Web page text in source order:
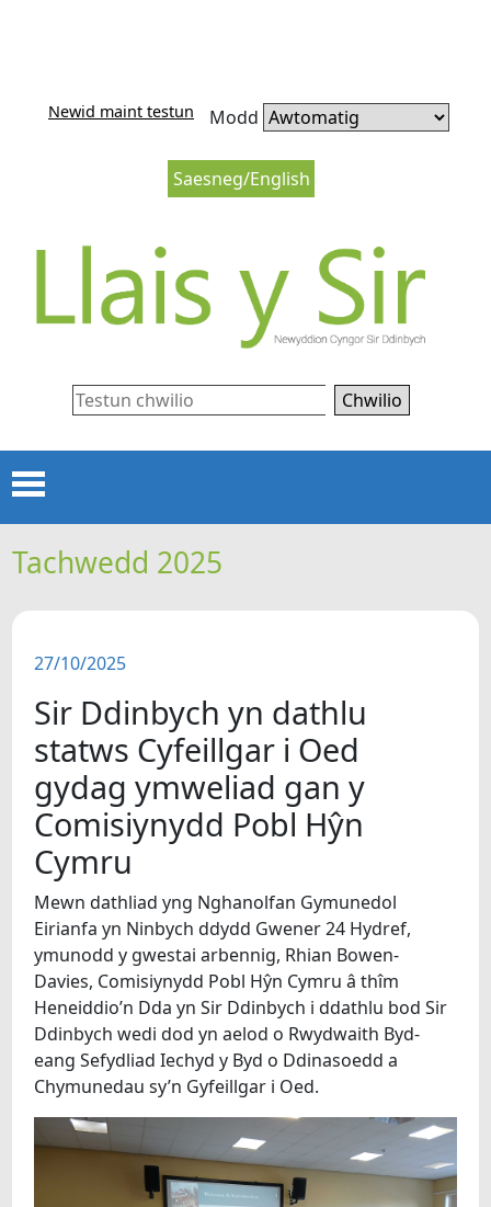
Saesneg/English
Newid maint testun Modd
Chwilio
CARTREF
ERTHYGLAU
CIPOLWG
A WYDDOCH CHI?
FIDEOS
BE SY' MLAEN
Tachwedd 2025
27/10/2025
Sir Ddinbych yn dathlu
statws Cyfeillgar i Oed
gydag ymweliad gan y
Comisiynydd Pobl Hŷn
Cymru
Mewn dathliad yng Nghanolfan Gymunedol
Eirianfa yn Ninbych ddydd Gwener 24 Hydref,
ymunodd y gwestai arbennig, Rhian Bowen-
Davies, Comisiynydd Pobl Hŷn Cymru â thîm
Heneiddio’n Dda yn Sir Ddinbych i ddathlu bod Sir
Ddinbych wedi dod yn aelod o Rwydwaith Byd-
eang Sefydliad Iechyd y Byd o Ddinasoedd a
Chymunedau sy’n Gyfeillgar i Oed.